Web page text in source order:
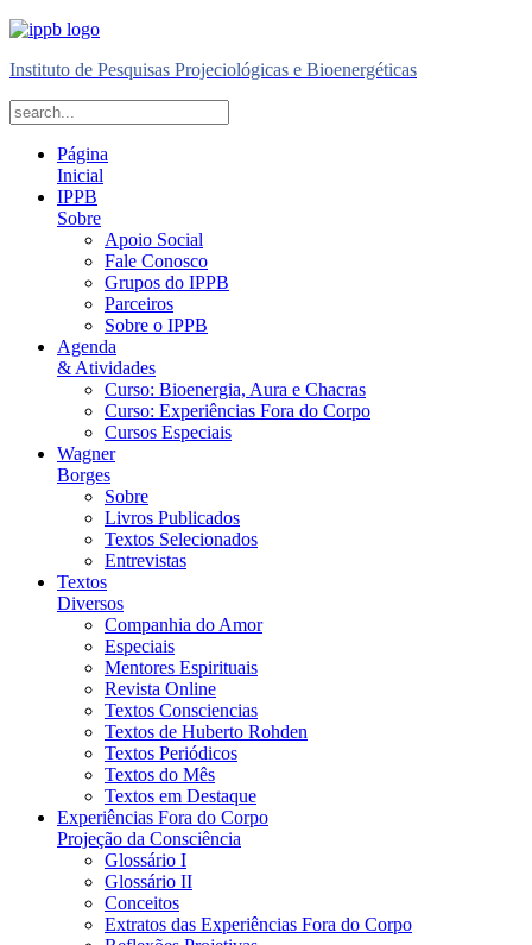
Instituto de Pesquisas Projeciológicas e Bioenergéticas
Página
Inicial
IPPB
Sobre
Apoio Social
Fale Conosco
Grupos do IPPB
Parceiros
Sobre o IPPB
Agenda
& Atividades
Curso: Bioenergia, Aura e Chacras
Curso: Experiências Fora do Corpo
Cursos Especiais
Wagner
Borges
Sobre
Livros Publicados
Textos Selecionados
Entrevistas
Textos
Diversos
Companhia do Amor
Especiais
Mentores Espirituais
Revista Online
Textos Consciencias
Textos de Huberto Rohden
Textos Periódicos
Textos do Mês
Textos em Destaque
Experiências Fora do Corpo
Projeção da Consciência
Glossário I
Glossário II
Conceitos
Extratos das Experiências Fora do Corpo